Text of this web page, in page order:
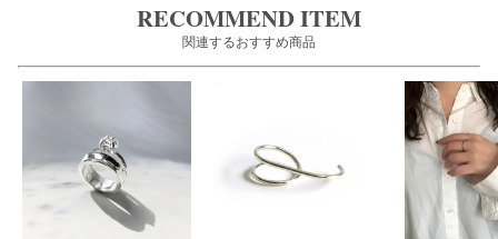
RECOMMEND ITEM
関連するおすすめ商品